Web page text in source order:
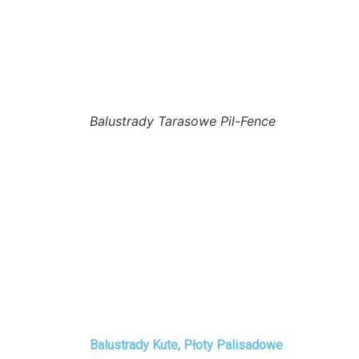
Balustrady Tarasowe Pil-Fence
Balustrady Kute, Płoty Palisadowe